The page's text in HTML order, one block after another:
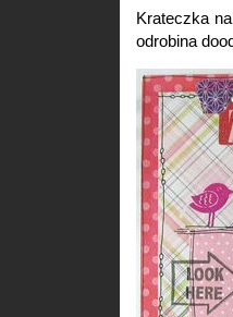
Krateczka
odrobina